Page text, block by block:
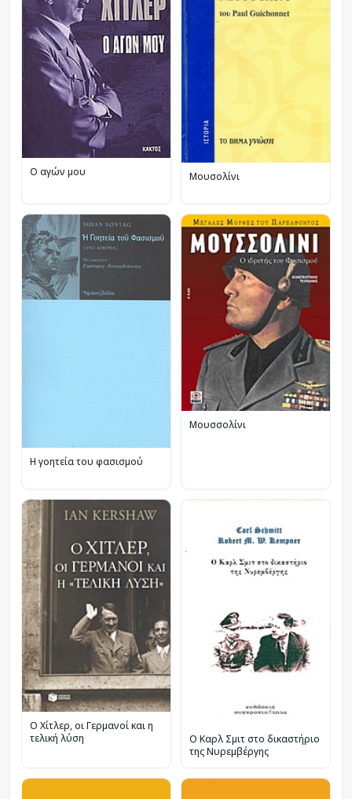
Ο αγών μου Μουσολίνι
Η γοητεία του φασισμού
Μουσσολίνι
Ο Χίτλερ, οι Γερμανοί και η
τελική λύση
Ο Καρλ Σμιτ στο δικαστήριο
της Νυρεμβέργης